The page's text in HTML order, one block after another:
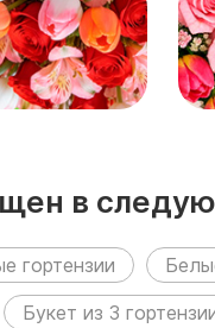
в
гортензии
Букет из 3